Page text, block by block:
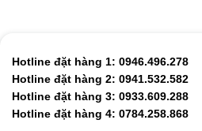
Hotline đặt hàng 1: 0946.496.278
Hotline đặt hàng 2: 0941.532.582
Hotline đặt hàng 3: 0933.609.288
Hotline đặt hàng 4: 0784.258.868